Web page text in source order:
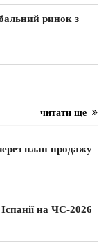
ринок з
читати ще
план продажу
на ЧС-2026